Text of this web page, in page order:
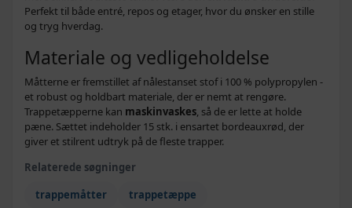
Perfekt til både entré, repos og etager, hvor du ønsker en stille
og tryg hverdag.
Materiale og vedligeholdelse
Måtterne er fremstillet af nålestanset stof i 100 % polypropylen -
et robust og holdbart materiale, der er nemt at rengøre.
Trappetæpperne kan maskinvaskes, så de er lette at holde
pæne. Sættet indeholder 15 stk. i ensartet bordeauxrød, der
giver et stilrent udtryk på de fleste trapper.
Relaterede søgninger
trappemåtter
trappetæppe
Mørkebrun - 56 x 17 x 3 cm - 56 x 17 x 3 cm -
Lysegrå - 56 x 17 x 3 cm - 5 stk 269,-
Mørkegrå - 65 x 21 x 4 cm - 10 stk 389,-
Antracitgrå - Antracitgrå - 65 x 21 x 4 cm -
65 x 21 x 4 cm
Sort - 65 x 21 x 4 cm - 10 stk